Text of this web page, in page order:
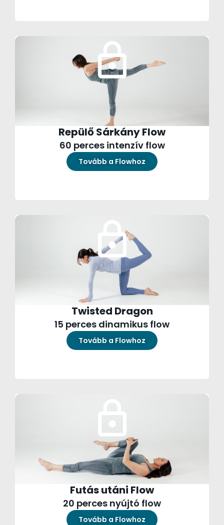
Repülő Sárkány Flow
60 perces intenzív flow
Tovább a Flowhoz
Twisted Dragon
15 perces dinamikus flow
Tovább a Flowhoz
Futás utáni Flow
20 perces nyújtó flow
Tovább a Flowhoz